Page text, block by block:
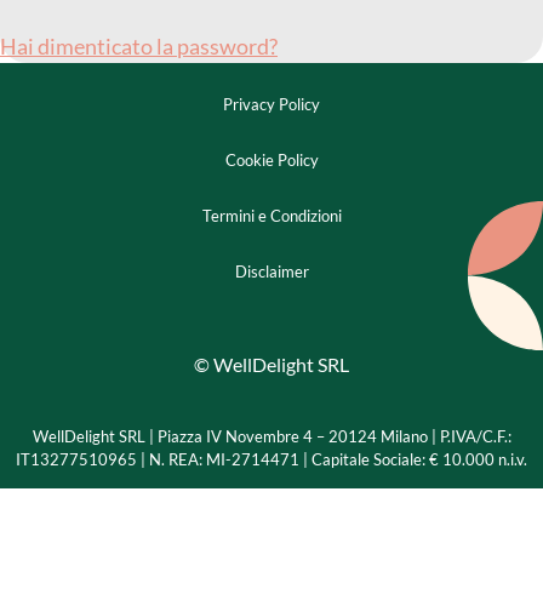
Hai dimenticato la password?
Privacy Policy
Cookie Policy
Termini e Condizioni
Disclaimer
© WellDelight SRL
WellDelight SRL | Piazza IV Novembre 4 – 20124 Milano | P.IVA/C.F.:
IT13277510965 | N. REA: MI-2714471 | Capitale Sociale: € 10.000 n.i.v.